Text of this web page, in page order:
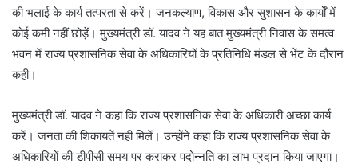
की भलाई के कार्य तत्परता से करें। जनकल्याण, विकास और सुशासन के कार्यों में
कोई कमी नहीं छोड़ें। मुख्यमंत्री डॉ. यादव ने यह बात मुख्यमंत्री निवास के समत्व
भवन में राज्य प्रशासनिक सेवा के अधिकारियों के प्रतिनिधि मंडल से भेंट के दौरान
कही।
मुख्यमंत्री डॉ. यादव ने कहा कि राज्य प्रशासनिक सेवा के अधिकारी अच्छा कार्य
करें। जनता की शिकायतें नहीं मिलें। उन्होंने कहा कि राज्य प्रशासनिक सेवा के
अधिकारियों की डीपीसी समय पर कराकर पदोन्नति का लाभ प्रदान किया जाएगा।